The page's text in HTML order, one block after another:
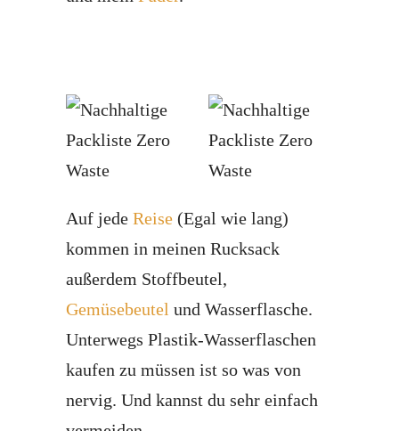
Auf jede Reise (Egal wie lang)
kommen in meinen Rucksack
außerdem Stoffbeutel,
Gemüsebeutel und Wasserflasche.
Unterwegs Plastik-Wasserflaschen
kaufen zu müssen ist so was von
nervig. Und kannst du sehr einfach